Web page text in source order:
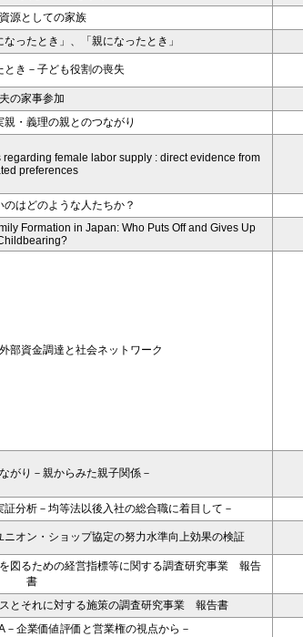
源としての家族
なったとき」、「親になったとき」
とき－子ども役割の喪失
夫の家事参加
親・義理の親とのつながり
female labor supply : direct evidence from
preferences
のはどのような人たちか？
Formation in Japan: Who Puts Off and Gives Up
部資金調達と社会ネットワーク
がり－親からみた親子関係－
分析－均等法以後入社の総合職に着目して－
オン・ショップ協定の努力水準向上効果の検証
図るための経営指標等に関する調査研究事業 報告
書
とそれに対する施策の調査研究事業 報告書
企業価値評価と営業権の視点から－